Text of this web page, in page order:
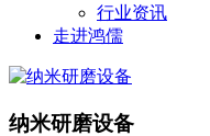
行业资讯
走进鸿儒
纳米研磨设备